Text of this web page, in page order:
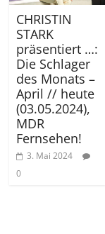
CHRISTIN
STARK
präsentiert …:
Die Schlager
des Monats –
April // heute
(03.05.2024),
MDR
Fernsehen!
3. Mai 2024
0